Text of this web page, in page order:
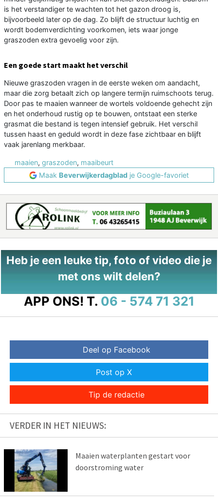
is het verstandiger te wachten tot het gazon droog is,
bijvoorbeeld later op de dag. Zo blijft de structuur luchtig en
wordt bodemverdichting voorkomen, iets waar jonge
graszoden extra gevoelig voor zijn.
Een goede start maakt het verschil
Nieuwe graszoden vragen in de eerste weken om aandacht,
maar die zorg betaalt zich op langere termijn ruimschoots terug.
Door pas te maaien wanneer de wortels voldoende gehecht zijn
en het onderhoud rustig op te bouwen, ontstaat een sterke
grasmat die bestand is tegen intensief gebruik. Het verschil
tussen haast en geduld wordt in deze fase zichtbaar en blijft
vaak jarenlang merkbaar.
maaien, graszoden, maaibeurt
Maak Beverwijkerdagblad je Google-favoriet
Heb je een leuke tip, foto of video die je
met ons wilt delen?
APP ONS! T. 06 - 574 71 321
Deel op Facebook
Post op X
Tip de redactie
VERDER IN HET NIEUWS:
Maaien waterplanten gestart voor
doorstroming water